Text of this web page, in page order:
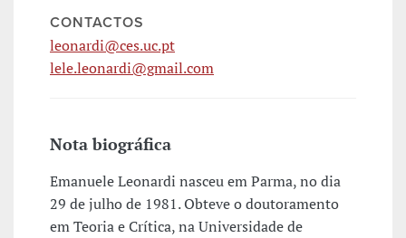
CONTACTOS
leonardi@ces.uc.pt
lele.leonardi@gmail.com
Nota biográfica
Emanuele Leonardi nasceu em Parma, no dia
29 de julho de 1981. Obteve o doutoramento
em Teoria e Crítica, na Universidade de